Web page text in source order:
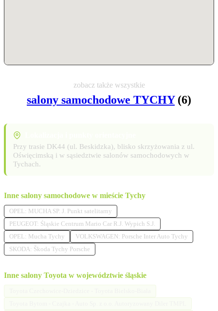
zobacz także wszystkie
salony samochodowe TYCHY(6)
Przy trasie DK44 (ul. Beskidzka), blisko skrzyżowania z ul.
Oświęcimską i w sąsiedztwie salonów samochodowych w
Tychach.
Inne salony samochodowe w mieście Tychy
OPEL: MUCHA SP. J. Punkt satelitarny
PEUGEOT: Śląskie Centrum Mario Car R.J. Wypich S.J.
OPEL: Mucha Tychy
VOLKSWAGEN: Porsche Inter Auto Tychy
SKODA: Škoda Tychy Porsche
Inne salony Toyota w województwie śląskie